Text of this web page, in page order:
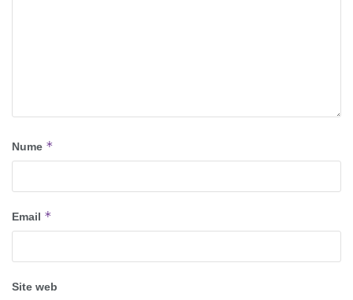
Nume *
Email *
Site web